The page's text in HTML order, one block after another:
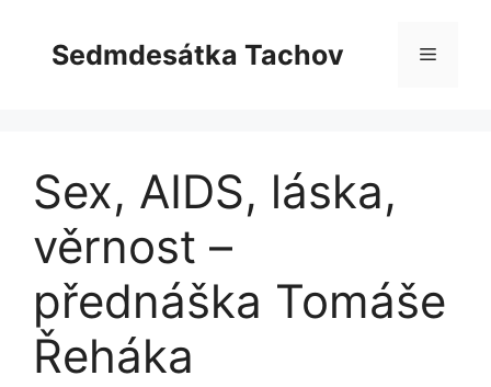
obsahSedmdesátka Tachov Menu
Sex, AIDS, láska,
věrnost –
přednáška Tomáše
Řeháka